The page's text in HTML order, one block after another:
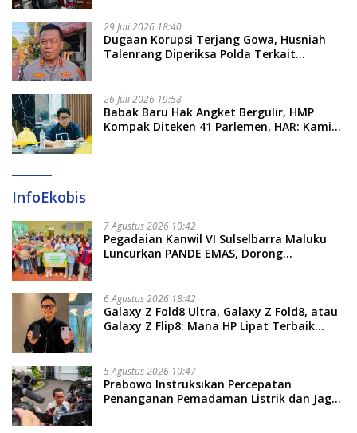
29 Juli 2026 18:40
Dugaan Korupsi Terjang Gowa, Husniah
Talenrang Diperiksa Polda Terkait
26 Juli 2026 19:58
​Babak Baru Hak Angket Bergulir, HMP
Kompak Diteken 41 Parlemen, HAR: Kami
InfoEkobis
7 Agustus 2026 10:42
Pegadaian Kanwil VI Sulselbarra Maluku
Luncurkan PANDE EMAS, Dorong
6 Agustus 2026 18:42
Galaxy Z Fold8 Ultra, Galaxy Z Fold8, atau
Galaxy Z Flip8: Mana HP Lipat Terbaik
5 Agustus 2026 10:47
Prabowo Instruksikan Percepatan
Penanganan Pemadaman Listrik dan Jaga